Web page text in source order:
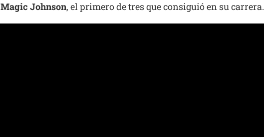
Magic Johnson, el primero de tres que consiguió en su carrera.